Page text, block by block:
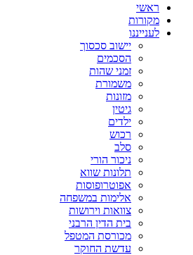
ראשי
מקורות
לענייננו
יישוב סכסוך
הסכמים
זמני שהות
משמורת
מזונות
גיטין
ילדים
רכוש
סלב
ניכור הורי
תלונות שווא
אפוטרופוסות
אלימות במשפחה
צוואות וירושות
בית הדין הרבני
מכורסת המטפל
עדשת החוקר